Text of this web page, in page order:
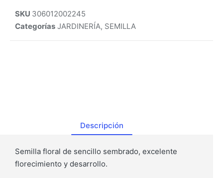
SKU 306012002245
Categorías JARDINERÍA, SEMILLA
Descripción
Semilla floral de sencillo sembrado, excelente
florecimiento y desarrollo.